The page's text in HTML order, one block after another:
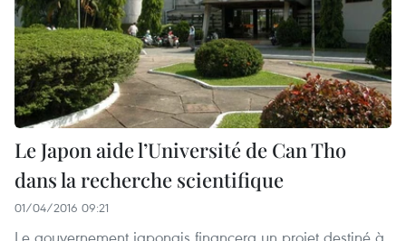
Le Japon aide l’Université de Can Tho
dans la recherche scientifique
01/04/2016 09:21